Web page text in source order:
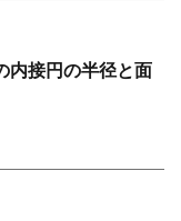
内接円の半径と面